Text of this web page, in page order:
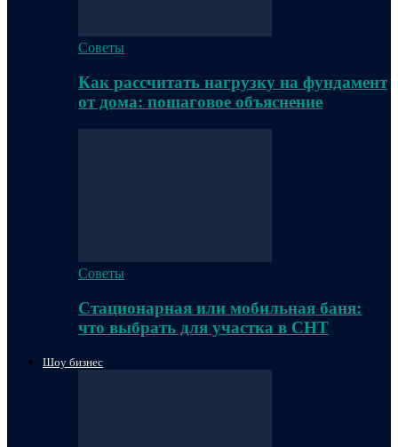
Советы
Как рассчитать нагрузку на фундамент
от дома: пошаговое объяснение
Советы
Стационарная или мобильная баня:
что выбрать для участка в СНТ
Шоу бизнес